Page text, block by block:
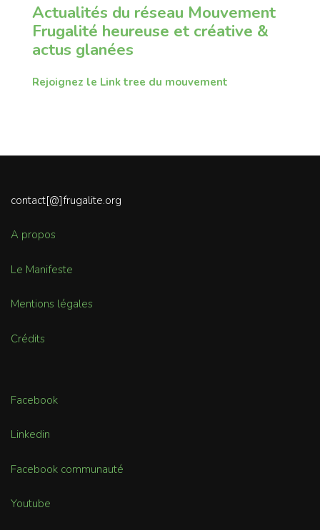
Actualités du réseau Mouvement
Frugalité heureuse et créative &
actus glanées
Rejoignez le Link tree du mouvement
contact[@]frugalite.org
A propos
Le Manifeste
Mentions légales
Crédits
Facebook
Linkedin
Facebook communauté
Youtube